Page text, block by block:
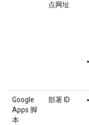
点网址
Google
Apps 脚
本
部署 ID